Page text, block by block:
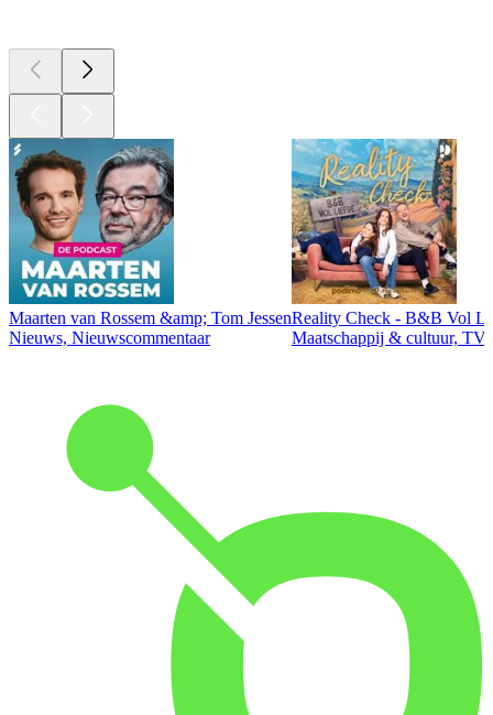
Maarten van Rossem &amp; Tom Jessen
Nieuws, Nieuwscommentaar
Reality Check - B&B Vol
Maatschappij & cultuur,